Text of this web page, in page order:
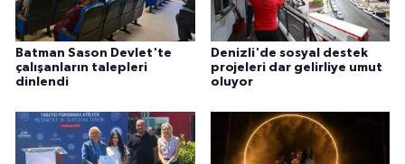
Batman Sason Devlet'te
çalışanların talepleri
dinlendi
Denizli'de sosyal destek
projeleri dar gelirliye umut
oluyor